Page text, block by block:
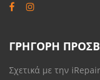
ΓΡΗΓΟΡΗ
Σχετικά με την iRepair